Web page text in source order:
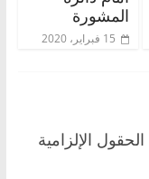
المشورة
15 فبراير، 2020
الحقول الإلزامية